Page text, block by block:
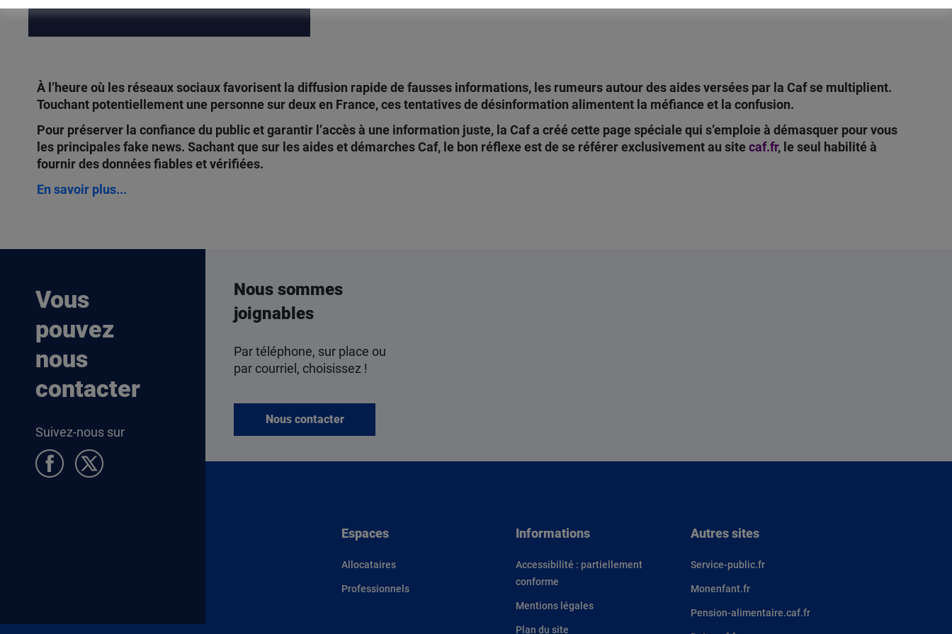
À l’heure où les réseaux sociaux favorisent la diffusion rapide de fausses informations, les rumeurs autour des aides versées par la Caf se multiplient.
Touchant potentiellement une personne sur deux en France, ces tentatives de désinformation alimentent la méfiance et la confusion.
Pour préserver la confiance du public et garantir l’accès à une information juste, la Caf a créé cette page spéciale qui s’emploie à démasquer pour vous
les principales fake news. Sachant que sur les aides et démarches Caf, le bon réflexe est de se référer exclusivement au sitecaf.fr, le seul habilité à
fournir des données fiables et vérifiées.
En savoir plus...
Vous
pouvez
nous
contacter
Suivez-nous sur
Nous sommes
joignables
Par téléphone, sur place ou
par courriel, choisissez !
Nous contacter
Espaces
Allocataires
Professionnels
Informations
Accessibilité : partiellement
conforme
Mentions légales
Plan du site
Autres sites
Service-public.fr
Monenfant.fr
Pension-alimentaire.caf.fr